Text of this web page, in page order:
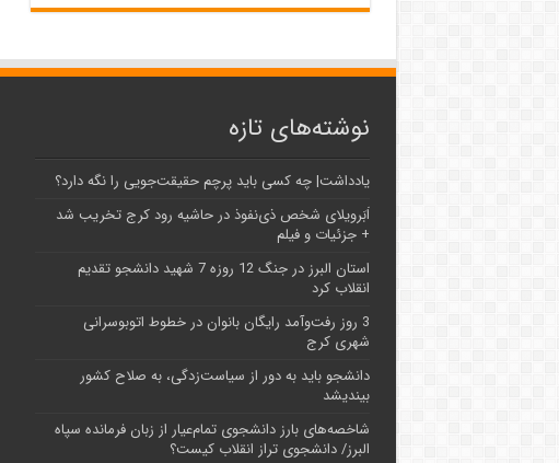
نوشته‌های تازه
یادداشت| ‌چه کسی باید پرچم حقیقت‌جویی را نگه دارد؟
اَبَر‌ویلای شخص ذی‌نفوذ در حاشیه‌ رود کرج تخریب شد
+ جزئیات و فیلم
استان البرز در جنگ 12 روزه 7 شهید دانشجو تقدیم
انقلاب کرد
3 روز رفت‌وآمد رایگان بانوان در خطوط اتوبوسرانی
شهری کرج
دانشجو باید به دور از سیاست‌زدگی، به صلاح کشور
بیندیشد
شاخصه‌های بارز دانشجوی تمام‌عیار از زبان فرمانده سپاه
البرز/ دانشجوی تراز انقلاب کیست؟